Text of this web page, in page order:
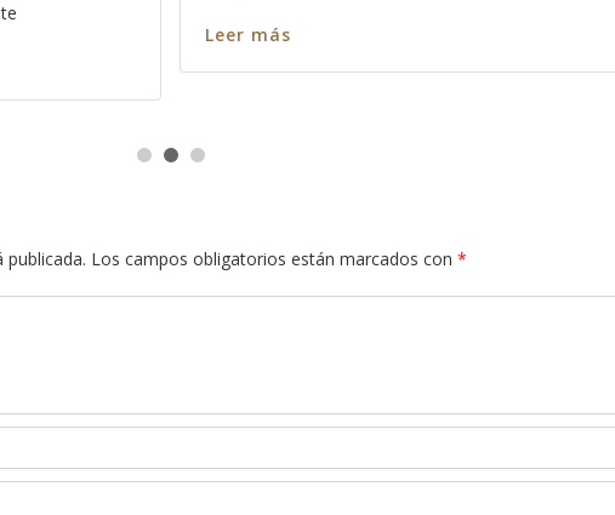
Leer más
Los campos obligatorios están marcados con *